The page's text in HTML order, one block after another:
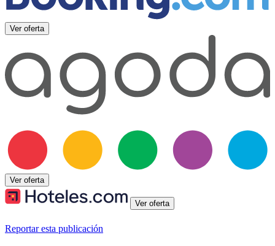
Ver oferta
Ver oferta
Ver oferta
Reportar esta publicación